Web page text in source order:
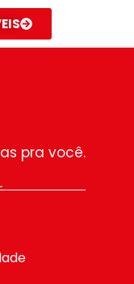
pra você.